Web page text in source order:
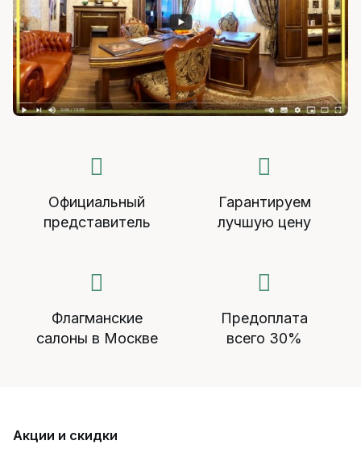
Официальный
представитель
Гарантируем
лучшую цену
Флагманские
салоны в Москве
Предоплата
всего 30%
Акции и скидки